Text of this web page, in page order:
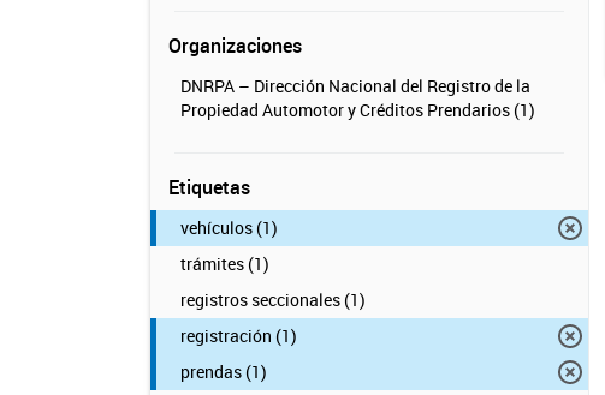
Organizaciones
DNRPA – Dirección Nacional del Registro de la
Propiedad Automotor y Créditos Prendarios (1)
Etiquetas
vehículos (1)
trámites (1)
registros seccionales (1)
registración (1)
prendas (1)